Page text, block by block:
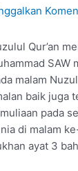
Qur’an
SAW
malam
baik juga
pada
di malam
ayat 3